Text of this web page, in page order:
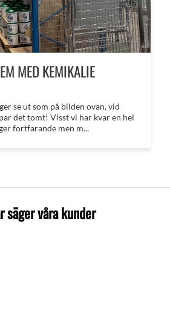
MED KEMIKALIE
se ut som på bilden ovan, vid
det tomt! Visst vi har kvar en hel
fortfarande men m...
säger våra kunder